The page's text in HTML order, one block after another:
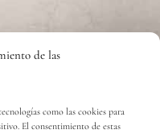
de las
como las cookies para
El consentimiento de estas